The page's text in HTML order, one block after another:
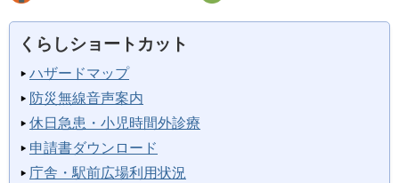
くらしショートカット
ハザードマップ
防災無線音声案内
休日急患・小児時間外診療
申請書ダウンロード
庁舎・駅前広場利用状況